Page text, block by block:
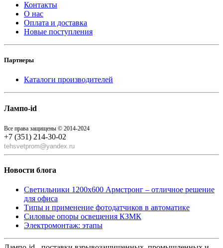
Контакты
О нас
Оплата и доставка
Новые поступления
Партнеры
Каталоги производителей
Лампо-id
Все права защищены © 2014-2024
+7 (351) 214-30-02
tehsvetprom@yandex.ru
Новости блога
Светильники 1200x600 Армстронг – отличное решение
для офиса
Типы и применение фотодатчиков в автоматике
Силовые опоры освещения КЗМК
Электромонтаж: этапы